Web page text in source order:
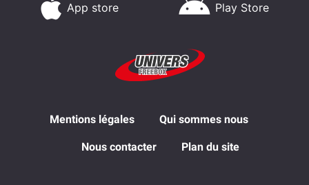
App store Play Store
Mentions légales Qui sommes nous
Nous contacter Plan du site